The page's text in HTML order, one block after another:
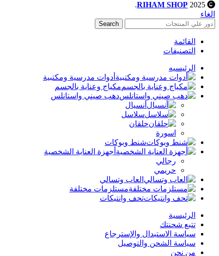
RIHAM SHOP
.
الغاء
Search
القائمة
التصنيفات
الرئيسيه
أدوات مدرسية ومكتبية
مكياج وعناية بالجسم
دهب صيني واستانلس
أنسيال
سلاسل
حلقان
اسورة
شنط وبوكات
أجهزة العناية الشخصية
رجالي
حريمي
العاب وتسالي
مستلزمات مختلفة
تحف وانتيكات
الرئيسية
تتبع شحنتك
سياسة الاستبدال والإسترجاع
سياسة الشحن والتوصيل
من نحن